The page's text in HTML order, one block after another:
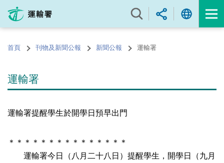
內
的首頁 刊物及新聞公報 新聞公報 運輸署
運輸署
運輸署提醒學生於開學日預早出門
＊＊＊＊＊＊＊＊＊＊＊＊＊＊＊
運輸署今日（八月二十八日）提醒學生，開學日（九月